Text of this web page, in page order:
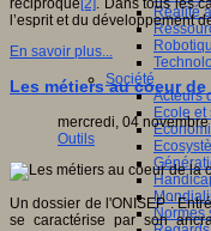
Réalité
Société
Acteurs
Ecole et
Normes
réciproque [2]. Dans tous les
l’esprit et du développement
En savoir plus...
Les métiers au coeur
mercredi, 04
Outils
Un dossier de l'ONISEP :
se caractérise par son